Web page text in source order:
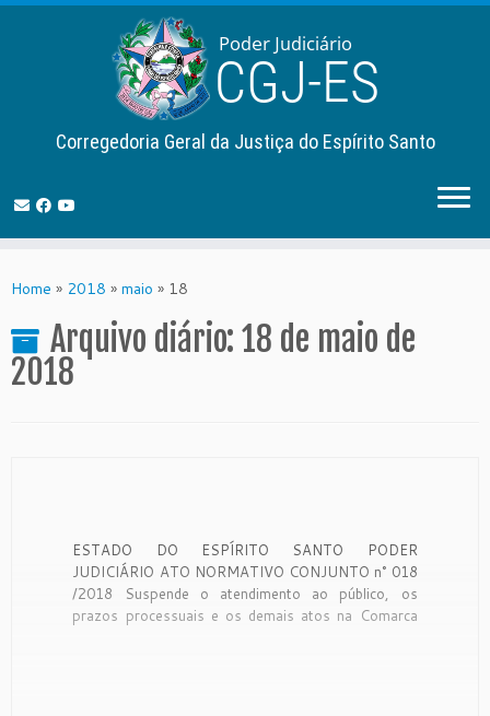
to
Corregedoria Geral da Justiça do Espírito Santo
Home » 2018 » maio » 18
Arquivo diário: 18 de maio de
2018
ESTADO DO ESPÍRITO SANTO PODER
JUDICIÁRIO ATO NORMATIVO CONJUNTO n° 018
/2018 Suspende o atendimento ao público, os
prazos processuais e os demais atos na Comarca